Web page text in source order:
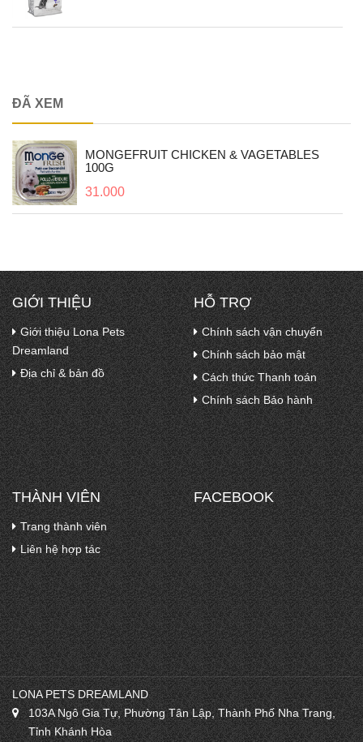
ĐÃ XEM
MONGEFRUIT CHICKEN & VAGETABLES
100G
31.000
GIỚI THIỆU
Giới thiệu Lona Pets
Dreamland
Địa chỉ & bản đồ
HỖ TRỢ
Chính sách vận chuyển
Chính sách bảo mật
Cách thức Thanh toán
Chính sách Bảo hành
THÀNH VIÊN
Trang thành viên
Liên hệ hợp tác
FACEBOOK
LONA PETS DREAMLAND
103A Ngô Gia Tự, Phường Tân Lập, Thành Phố Nha Trang,
Tỉnh Khánh Hòa